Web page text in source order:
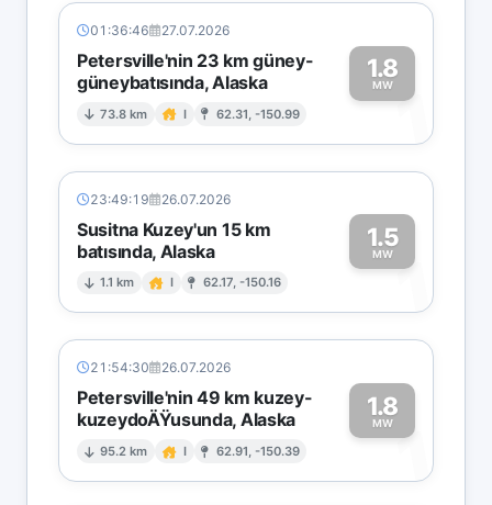
01:36:46 27.07.2026
Petersville'nin 23 km güney-
güneybatısında, Alaska
73.8 km I 62.31, -150.99
1.8
MW1
23:49:19 26.07.2026
Susitna Kuzey'un 15 km
batısında, Alaska
1.1 km I 62.17, -150.16
1.5
MW1
21:54:30 26.07.2026
Petersville'nin 49 km kuzey-
kuzeydoÄŸusunda, Alaska
95.2 km I 62.91, -150.39
1.8
MW1